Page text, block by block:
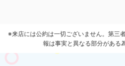
※来店には公約は一切ございません。第三
報は事実と異なる部分がある